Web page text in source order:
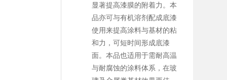
显著提高漆膜的附着力。本
品亦可与有机溶剂配成底漆
使用来提高涂料与基材的粘
和力，可短时间形成底漆
面。本品也适用于需耐高温
与耐腐蚀的涂料体系，在玻